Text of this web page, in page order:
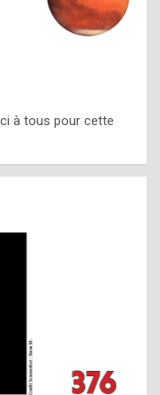
à tous pour cette